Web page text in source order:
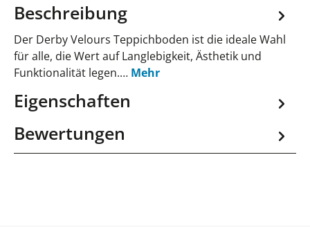
Beschreibung
Der Derby Velours Teppichboden ist die ideale Wahl
für alle, die Wert auf Langlebigkeit, Ästhetik und
Funktionalität legen.… Mehr
Eigenschaften
Bewertungen